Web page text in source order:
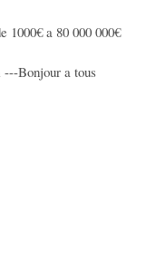
1000€ a 80 000 000€
Bonjour a tous